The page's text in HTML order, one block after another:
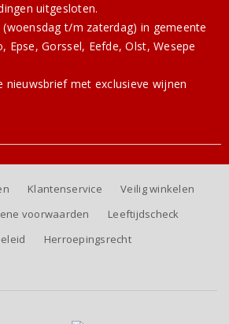
uitgesloten.
(woensdag t/m zaterdag) in gemeente
Epse, Gorssel, Eefde, Olst, Wesepe
nieuwsbriefmet exclusieve wijnen
Klantenservice
Veilig winkelen
voorwaarden
Leeftijdscheck
Herroepingsrecht